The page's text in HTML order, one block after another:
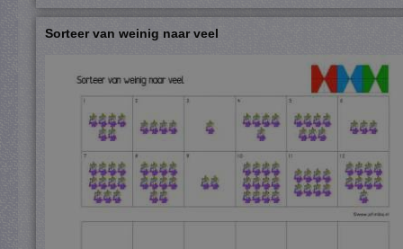
Sorteer van weinig naar veel